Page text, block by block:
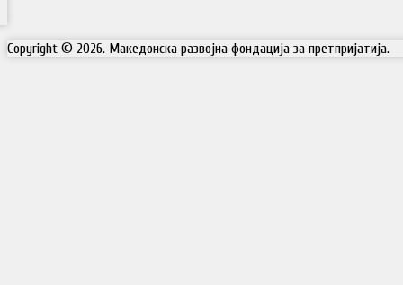
Copyright © 2026. Македонска развојна фондација за претпријатија.